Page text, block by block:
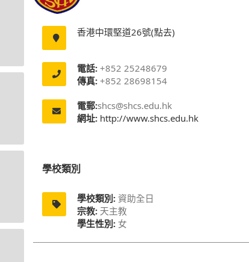
香港中環堅道26號(點去)
電話: +852 25248679
傳真: +852 28698154
電郵:shcs@shcs.edu.hk
網址: http://www.shcs.edu.hk
學校類別
學校類別: 資助全日
宗教: 天主教
學生性別: 女